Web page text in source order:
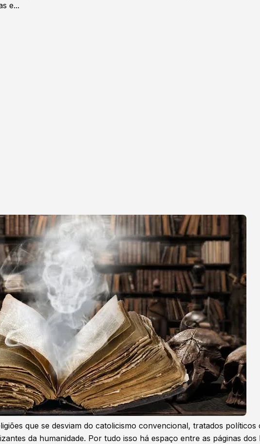
e...
que se desviam do catolicismo convencional, tratados políticos
da humanidade. Por tudo isso há espaço entre as páginas dos